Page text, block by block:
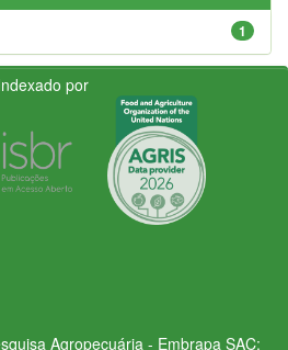
1
por
Agropecuária - Embrapa SAC: